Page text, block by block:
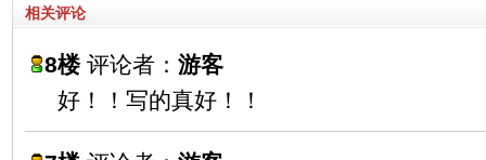
相关评论
8楼评论者： 游客
好！！写的真好！！